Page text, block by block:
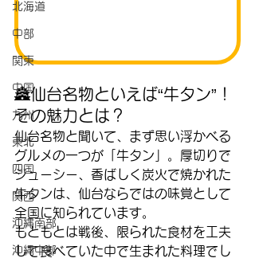
北海道
中部
関東
中国
九州
東北
四国
関西
沖縄南部
沖縄中部
🏯仙台名物といえば“牛タン”！
その魅力とは？
仙台名物と聞いて、まず思い浮かべる
グルメの一つが「牛タン」。厚切りで
ジューシー、香ばしく炭火で焼かれた
牛タンは、仙台ならではの味覚として
全国に知られています。
もともとは戦後、限られた食材を工夫
して食べていた中で生まれた料理でし